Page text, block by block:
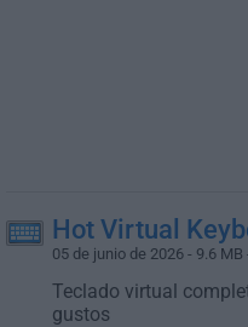
Hot Virtual
05 de junio de 2026 - 9.6 MB
Teclado virtual
gustos